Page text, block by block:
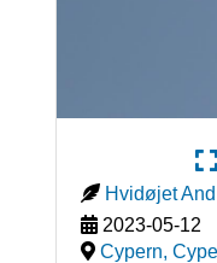
Hvidøjet And
2023-05-12
Cypern,